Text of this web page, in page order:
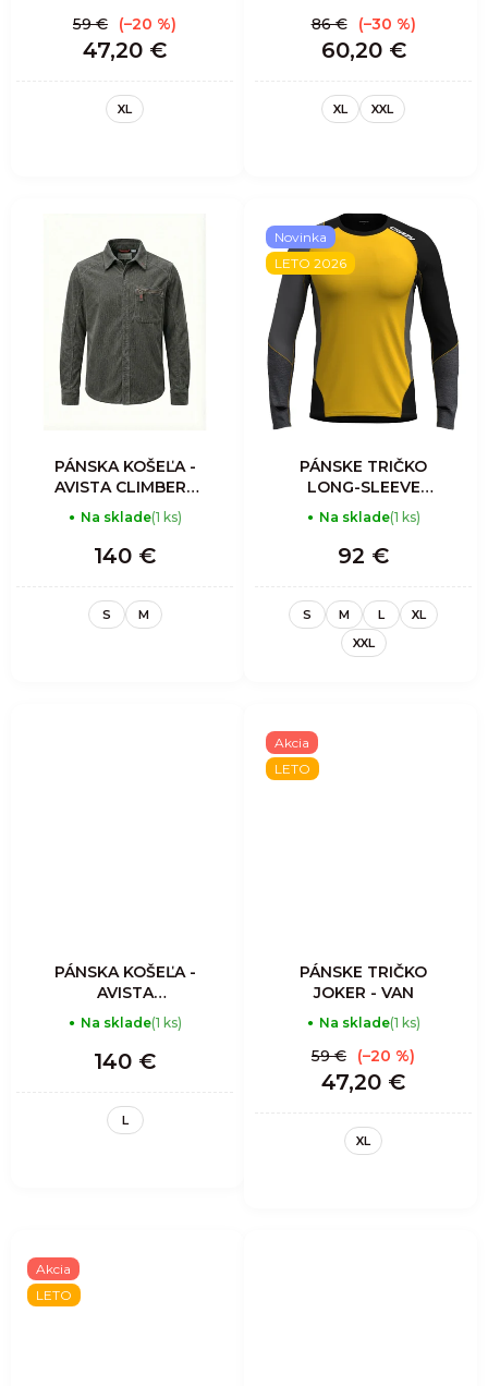
47,20 €
59 € (–20 %)
XL
60,20 €
86 € (–30 %)
XL XXL
PÁNSKA KOŠEĽA -
AVISTA CLIMBERS
SHIRT MAN-
CORDUROY IRON
Na sklade(1 ks)
140 €
S M
Novinka
LETO 2026
PÁNSKE TRIČKO
LONG-SLEEVE
SHOT MAN -
SULFUR
Na sklade(1 ks)
92 €
S M L
XL
XXL
PÁNSKA KOŠEĽA -
AVISTA
MOUNTAIN
CLIMBER'S SHIRT
MAN-SCOTTISH
RED
Na sklade(1 ks)
140 €
L
Akcia
LETO
PÁNSKE TRIČKO
JOKER - VAN
Na sklade(1 ks)
47,20 €
59 € (–20 %)
XL
Akcia
LETO